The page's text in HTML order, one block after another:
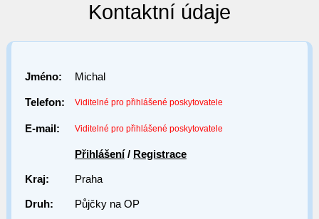
Kontaktní údaje
Jméno: Michal
Telefon: Viditelné pro přihlášené poskytovatele
E-mail: Viditelné pro přihlášené poskytovatele
Přihlášení/ Registrace
Kraj: Praha
Druh: Půjčky na OP